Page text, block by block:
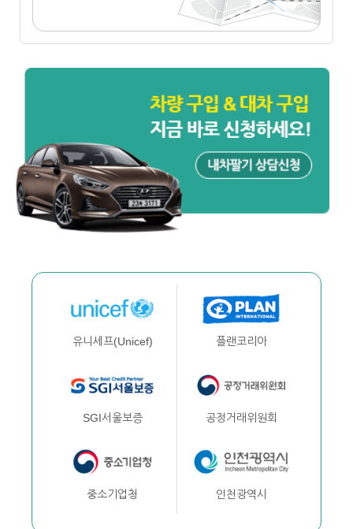
유니세프(Unicef) 플랜코리아
SGI서울보증 공정거래위원회
중소기업청 인천광역시